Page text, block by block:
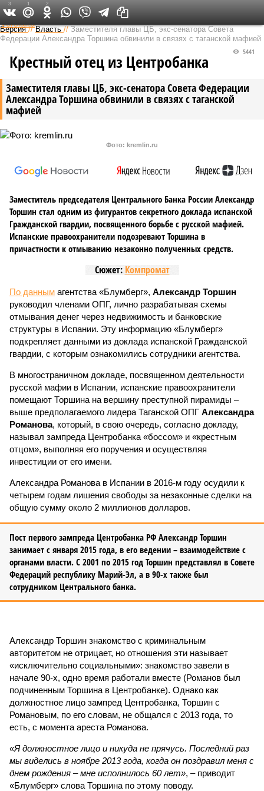
Федеральный выпуск
Версия //Власть //Заместителя главы ЦБ, экс-сенатора Совета
Федерации Александра Торшина обвинили в связях с таганской мафией
Заместителя главы ЦБ, экс-сенатора Совета Федерации
Александра Торшина обвинили в связях с таганской
мафией
5441
Крестный отец из Центробанка
Фото: kremlin.ru
Заместитель председателя Центрального Банка России Александр
Торшин стал одним из фигурантов секретного доклада испанской
Гражданской гвардии, посвященного борьбе с русской мафией.
Испанские правоохранители подозревают Торшина в
причастности к отмыванию незаконно полученных средств.
Сюжет: Компромат
По данным агентства «Блумберг», Александр Торшин
руководил членами ОПГ, лично разрабатывая схемы
отмывания денег через недвижимость и банковские
структуры в Испании. Эту информацию «Блумберг»
подкрепляет данными из доклада испанской Гражданской
гвардии, с которым ознакомились сотрудники агентства.
В многостраничном докладе, посвященном деятельности
русской мафии в Испании, испанские правоохранители
помещают Торшина на вершину преступной пирамиды –
выше предполагаемого лидера Таганской ОПГ Александра
Романова, который, в свою очередь, согласно докладу,
называл зампреда Центробанка «боссом» и «крестным
отцом», выполняя его поручения и осуществляя
инвестиции от его имени.
Александра Романова в Испании в 2016-м году осудили к
четырем годам лишения свободы за незаконные сделки на
общую сумму около 2 миллионов долларов.
Пост первого зампреда Центробанка РФ Александр Торшин
занимает с января 2015 года, в его ведении – взаимодействие с
органами власти. С 2001 по 2015 год Торшин представлял в Совете
Федераций республику Марий-Эл, а в 90-х также был
сотрудником Центрального банка.
Александр Торшин знакомство с криминальным
авторитетом не отрицает, но отношения эти называет
«исключительно социальными»: знакомство завели в
начале 90-х, одно время работали вместе (Романов был
подчиненным Торшина в Центробанке). Однако как
должностное лицо зампред Центробанка, Торшин с
Романовым, по его словам, не общался с 2013 года, то
есть, с момента ареста Романова.
«Я должностное лицо и никуда не прячусь. Последний раз
мы виделись в ноябре 2013 года, когда он поздравил меня с
днем рождения – мне исполнилось 60 лет», – приводит
«Блумберг» слова Торшина по этому поводу.
3 1 2